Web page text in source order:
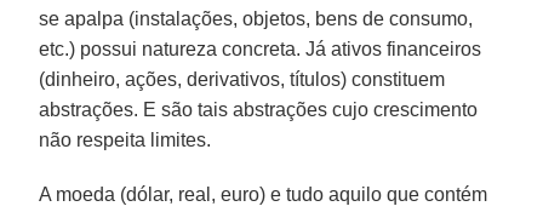
se apalpa (instalações, objetos, bens de consumo,
etc.) possui natureza concreta. Já ativos financeiros
(dinheiro, ações, derivativos, títulos) constituem
abstrações. E são tais abstrações cujo crescimento
não respeita limites.
A moeda (dólar, real, euro) e tudo aquilo que contém